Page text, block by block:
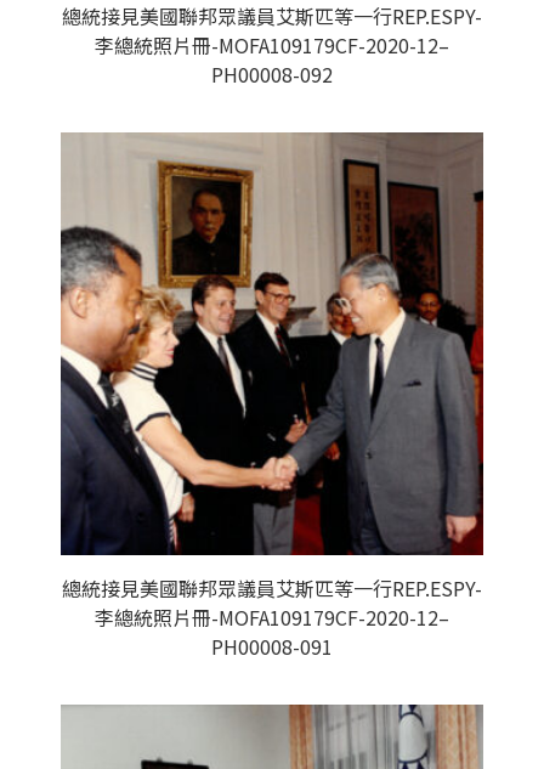
總統接見美國聯邦眾議員艾斯匹等一行REP.ESPY-
李總統照片冊-MOFA109179CF-2020-12–
PH00008-092
總統接見美國聯邦眾議員艾斯匹等一行REP.ESPY-
李總統照片冊-MOFA109179CF-2020-12–
PH00008-091